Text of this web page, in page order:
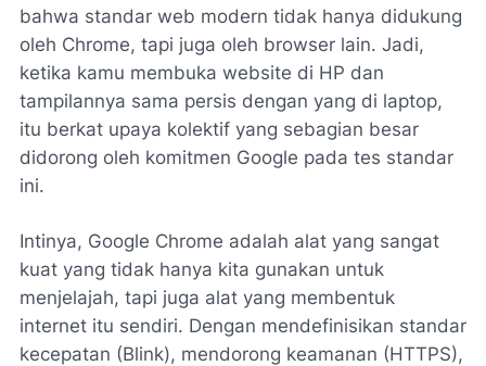
bahwa standar web modern tidak hanya didukung
oleh Chrome, tapi juga oleh browser lain. Jadi,
ketika kamu membuka website di HP dan
tampilannya sama persis dengan yang di laptop,
itu berkat upaya kolektif yang sebagian besar
didorong oleh komitmen Google pada tes standar
ini.
Intinya, Google Chrome adalah alat yang sangat
kuat yang tidak hanya kita gunakan untuk
menjelajah, tapi juga alat yang membentuk
internet itu sendiri. Dengan mendefinisikan standar
kecepatan (Blink), mendorong keamanan (HTTPS),